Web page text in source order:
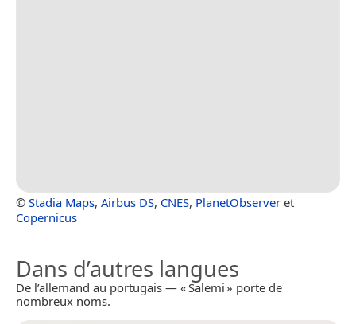
© Stadia Maps, Airbus DS, CNES, PlanetObserver et
Copernicus
Dans d’autres langues
De l’allemand au portugais — « Salemi » porte de
nombreux noms.